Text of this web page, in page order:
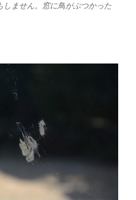
しません。窓に鳥がぶつかった